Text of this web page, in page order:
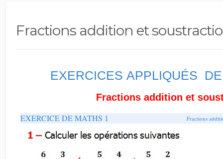
Fractions addition et
EXERCICES APPLIQUÉS
Fractions addition et
EXERCICE DE MATHS 1 Fractions